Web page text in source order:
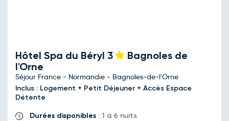
Hôtel Spa du Béryl 3
Bagnoles de
l'Orne
Séjour France - Normandie - Bagnoles-de-l'Orne
Inclus : Logement + Petit Déjeuner + Accès Espace
Détente
Durées disponibles : 1 à 6 nuits